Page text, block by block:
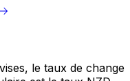
le taux de change